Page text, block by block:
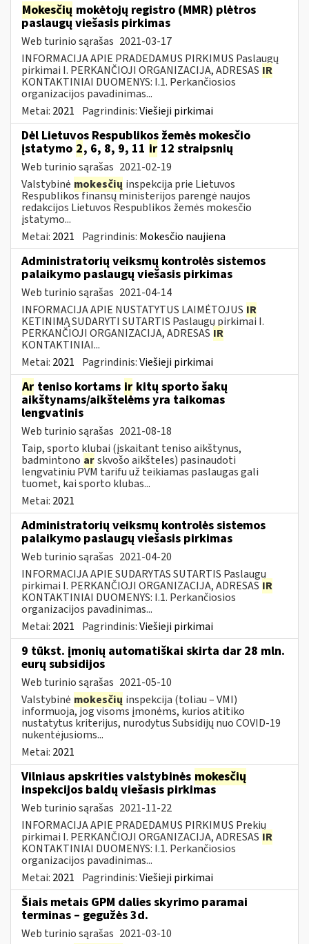
Mokesčių mokėtojų registro (MMR) plėtros
paslaugų viešasis pirkimas
Web turinio sąrašas 2021-03-17
INFORMACIJA APIE PRADEDAMUS PIRKIMUS Paslaugų
pirkimai I. PERKANČIOJI ORGANIZACIJA, ADRESAS IR
KONTAKTINIAI DUOMENYS: I.1. Perkančiosios
organizacijos pavadinimas...
Metai: 2021 Pagrindinis:Viešieji pirkimai
Dėl Lietuvos Respublikos žemės mokesčio
įstatymo 2, 6, 8, 9, 11 ir 12 straipsnių
Web turinio sąrašas 2021-02-19
Valstybinė mokesčių inspekcija prie Lietuvos
Respublikos finansų ministerijos parengė naujos
redakcijos Lietuvos Respublikos žemės mokesčio
įstatymo...
Metai: 2021 Pagrindinis: Mokesčio naujiena
Administratorių veiksmų kontrolės sistemos
palaikymo paslaugų viešasis pirkimas
Web turinio sąrašas 2021-04-14
INFORMACIJA APIE NUSTATYTUS LAIMĖTOJUS IR
KETINIMĄ SUDARYTI SUTARTIS Paslaugų pirkimai I.
PERKANČIOJI ORGANIZACIJA, ADRESAS IR
KONTAKTINIAI...
Metai: 2021 Pagrindinis:Viešieji pirkimai
Ar teniso kortams ir kitų sporto šakų
aikštynams/aikštelėms yra taikomas
lengvatinis
Web turinio sąrašas 2021-08-18
Taip, sporto klubai (įskaitant teniso aikštynus,
badmintono arskvošo aikšteles) pasinaudoti
lengvatiniu PVM tarifu už teikiamas paslaugas gali
tuomet, kai sporto klubas...
Metai: 2021
Administratorių veiksmų kontrolės sistemos
palaikymo paslaugų viešasis pirkimas
Web turinio sąrašas 2021-04-20
INFORMACIJA APIE SUDARYTAS SUTARTIS Paslaugų
pirkimai I. PERKANČIOJI ORGANIZACIJA, ADRESAS IR
KONTAKTINIAI DUOMENYS: I.1. Perkančiosios
organizacijos pavadinimas...
Metai: 2021 Pagrindinis:Viešieji pirkimai
9 tūkst. įmonių automatiškai skirta dar 28 mln.
eurų subsidijos
Web turinio sąrašas 2021-05-10
Valstybinė mokesčių inspekcija (toliau – VMI)
informuoja, jog visoms įmonėms, kurios atitiko
nustatytus kriterijus, nurodytus Subsidijų nuo COVID-19
nukentėjusioms...
Metai: 2021
Vilniaus apskrities valstybinės mokesčių
inspekcijos baldų viešasis pirkimas
Web turinio sąrašas 2021-11-22
INFORMACIJA APIE PRADEDAMUS PIRKIMUS Prekių
pirkimai I. PERKANČIOJI ORGANIZACIJA, ADRESAS IR
KONTAKTINIAI DUOMENYS: I.1. Perkančiosios
organizacijos pavadinimas...
Metai: 2021 Pagrindinis:Viešieji pirkimai
Šiais metais GPM dalies skyrimo paramai
terminas – gegužės 3d.
Web turinio sąrašas 2021-03-10